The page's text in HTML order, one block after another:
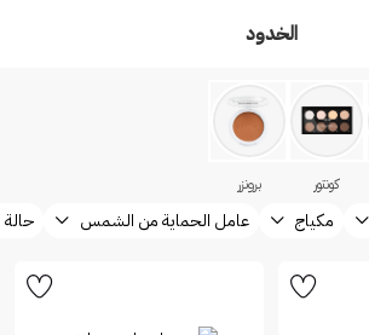
الخدود
كونتور برونزر
مكياج عامل الحماية من الشمس حالة